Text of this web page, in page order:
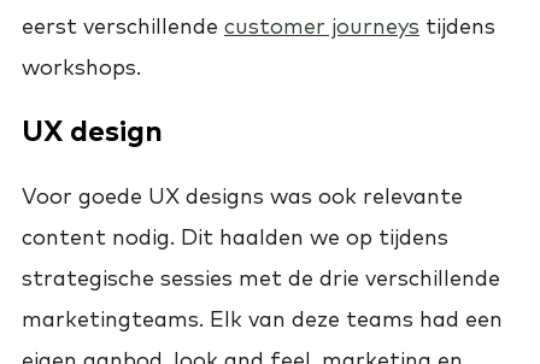
eerst verschillende customer journeys tijdens
workshops.
UX design
Voor goede UX designs was ook relevante
content nodig. Dit haalden we op tijdens
strategische sessies met de drie verschillende
marketingteams. Elk van deze teams had een